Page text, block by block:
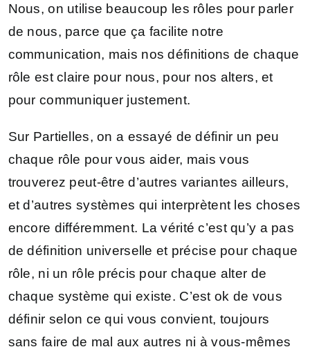
Nous, on utilise beaucoup les rôles pour parler
de nous, parce que ça facilite notre
communication, mais nos définitions de chaque
rôle est claire pour nous, pour nos alters, et
pour communiquer justement.
Sur Partielles, on a essayé de définir un peu
chaque rôle pour vous aider, mais vous
trouverez peut-être d’autres variantes ailleurs,
et d’autres systèmes qui interprètent les choses
encore différemment. La vérité c’est qu’y a pas
de définition universelle et précise pour chaque
rôle, ni un rôle précis pour chaque alter de
chaque système qui existe. C’est ok de vous
définir selon ce qui vous convient, toujours
sans faire de mal aux autres ni à vous-mêmes